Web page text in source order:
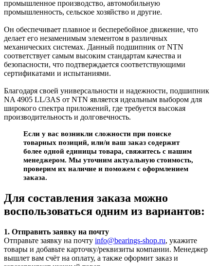
промышленное производство, автомобильную
промышленность, сельское хозяйство и другие.
Он обеспечивает плавное и бесперебойное движение, что
делает его незаменимым элементом в различных
механических системах. Данный подшипник от NTN
соответствует самым высоким стандартам качества и
безопасности, что подтверждается соответствующими
сертификатами и испытаниями.
Благодаря своей универсальности и надежности, подшипник
NA 4905 LL/3AS от NTN является идеальным выбором для
широкого спектра приложений, где требуется высокая
производительность и долговечность.
Если у вас возникли сложности при поиске
товарных позиций, или/и ваш заказ содержит
более одной единицы товара, свяжитесь с нашим
менеджером. Мы уточним актуальную стоимость,
проверим их наличие и поможем с оформлением
заказа.
Для составления заказа можно
воспользоваться одним из вариантов:
1. Отправить заявку на почту
Отправьте заявку на почту info@bearings-shop.ru, укажите
товары и добавьте карточку/реквизиты компании. Менеджер
вышлет вам счёт на оплату, а также оформит заказ и